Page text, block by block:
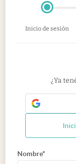
Inicio de sesión
¿Ya
Nombre*